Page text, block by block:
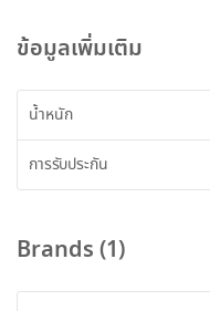
ข้อมูลเพิ่มเติม
น้ำหนัก
การรับประกัน
Brands (1)